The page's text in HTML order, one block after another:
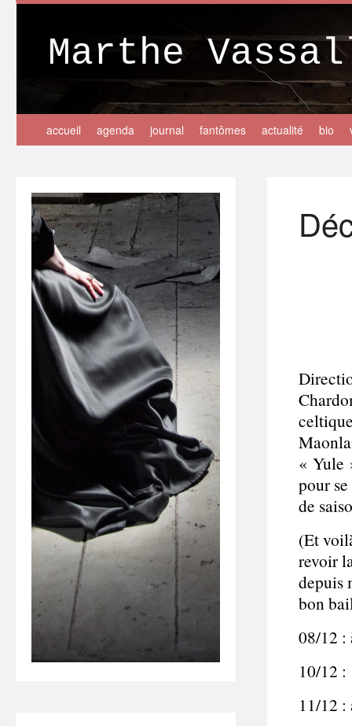
Marthe
accueil agenda journal fantômes actualité bio
« Yule
pour
de
(Et
revoir
depuis
bon
08/12
10/12
11/12